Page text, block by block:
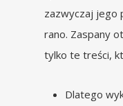
zazwyczaj jego
rano. Zaspany
tylko te treści,
Dlatego